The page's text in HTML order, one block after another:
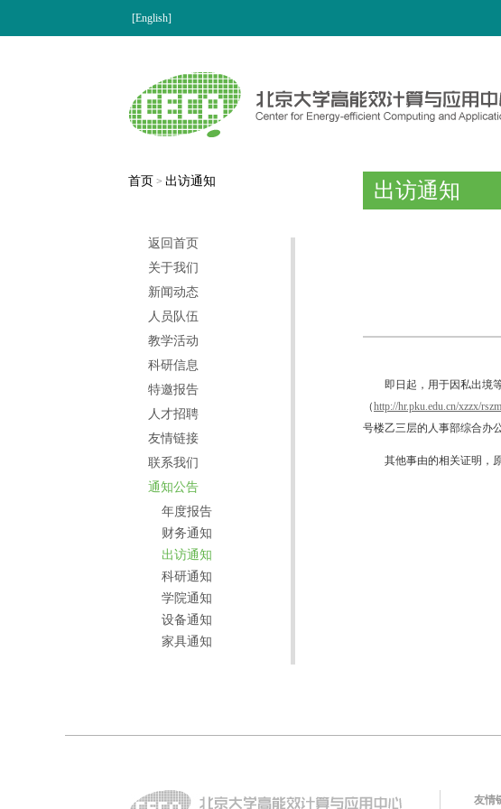
[English]
首页 > 出访通知
返回首页
关于我们
新闻动态
人员队伍
教学活动
科研信息
特邀报告
人才招聘
友情链接
联系我们
通知公告
年度报告
财务通知
出访通知
科研通知
学院通知
设备通知
家具通知
出访通知
即日起，用于因私出境
（http://hr.pku.edu.cn/xzzx/
号楼乙三层的人事部综合办
其他事由的相关证明，
友情